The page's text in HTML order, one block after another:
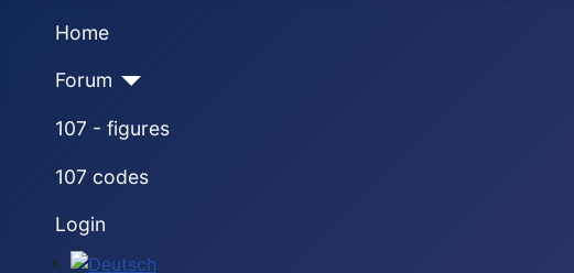
Home
Forum
107 - figures
107 codes
Login
Select your language